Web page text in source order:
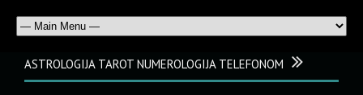
ASTROLOGIJA TAROT NUMEROLOGIJA TELEFONOM